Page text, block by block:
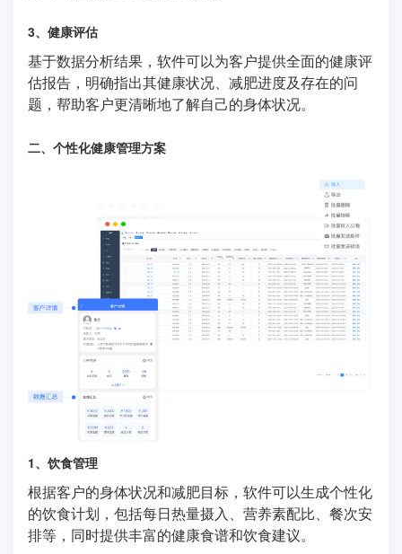
3、健康评估
基于数据分析结果，软件可以为客户提供全面的健康评
估报告，明确指出其健康状况、减肥进度及存在的问
题，帮助客户更清晰地了解自己的身体状况。
二、个性化健康管理方案
1、饮食管理
根据客户的身体状况和减肥目标，软件可以生成个性化
的饮食计划，包括每日热量摄入、营养素配比、餐次安
排等，同时提供丰富的健康食谱和饮食建议。